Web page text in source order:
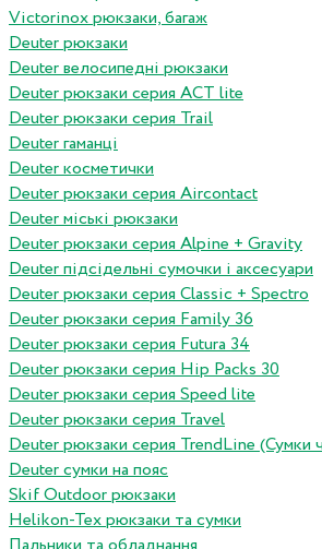
Victorinox рюкзаки, багаж
Deuter рюкзаки
Deuter велосипедні рюкзаки
Deuter рюкзаки серия ACT lite
Deuter рюкзаки серия Trail
Deuter гаманці
Deuter косметички
Deuter рюкзаки серия Aircontact
Deuter міські рюкзаки
Deuter рюкзаки серия Alpine + Gravity
Deuter підсідельні сумочки і аксесуари
Deuter рюкзаки серия Classic + Spectro
Deuter рюкзаки серия Family 36
Deuter рюкзаки серия Futura 34
Deuter рюкзаки серия Hip Packs 30
Deuter рюкзаки серия Speed lite
Deuter рюкзаки серия Travel
Deuter рюкзаки серия TrendLine (Сумки
Deuter сумки на пояс
Skif Outdoor рюкзаки
Helikon-Tex рюкзаки та сумки